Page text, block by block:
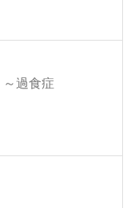
過食症